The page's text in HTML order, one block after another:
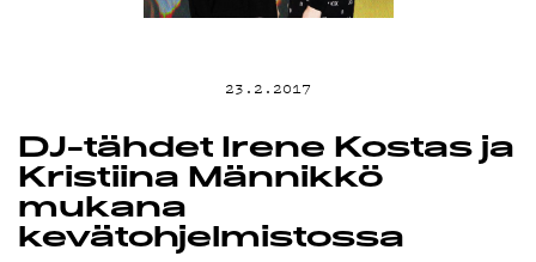
PODCAST
MAINOSTA
23.2.2017
DJ-tähdet Irene Kostas ja
Kristiina Männikkö
mukana
kevätohjelmistossa